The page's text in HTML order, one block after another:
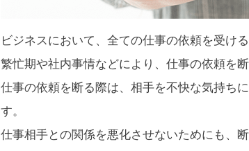
ビジネスにおいて、全ての仕事の依頼を受け
繁忙期や社内事情などにより、仕事の依頼を
仕事の依頼を断る際は、相手を不快な気持ち
す。
仕事相手との関係を悪化させないためにも、